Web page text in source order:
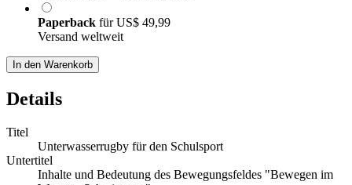
Paperback fürUS$ 49,99
Versand weltweit
In den Warenkorb
Details
Titel
Unterwasserrugby für den Schulsport
Untertitel
Inhalte und Bedeutung des Bewegungsfeldes "Bewegen im